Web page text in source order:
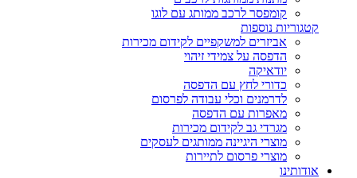
קומפסר לרכב ממותג עם לוגו
קטגוריות נוספות
אביזרים למשקפיים לקידום מכירות
הדפסה על צמידי זיהוי
יודאיקה
כדורי לחץ עם הדפסה
לדרמנים וכלי עבודה לפרסום
מאפרות עם הדפסה
מגרדי גב לקידום מכירות
מוצרי היגיינה ממותגים לעסקים
מוצרי פרסום לתיירות
אודותינו